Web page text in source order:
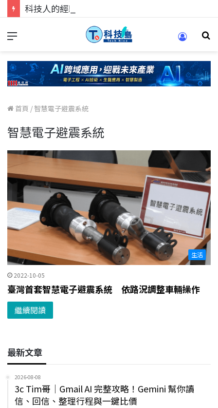
首頁 / 智慧電子避震系統
智慧電子避震系統
生活
2022-10-05
臺灣首套智慧電子避震系統 依路況調整車輛操作
繼續閱讀
最新文章
2026-08-08
3c Tim哥｜Gmail AI 完整攻略！Gemini 幫你讀
信、回信、整理行程與一鍵比價